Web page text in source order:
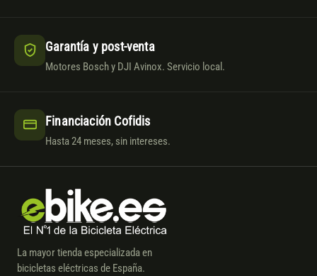
Garantía y post-venta
Motores Bosch y DJI Avinox. Servicio local.
Financiación Cofidis
Hasta 24 meses, sin intereses.
La mayor tienda especializada en
bicicletas eléctricas de España.